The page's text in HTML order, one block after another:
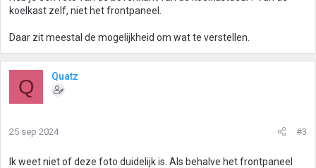
koelkast zelf, niet het frontpaneel.
Daar zit meestal de mogelijkheid om wat te verstellen.
Q Quatz
25 sep 2024 #3
Ik weet niet of deze foto duidelijk is. Als behalve het frontpaneel